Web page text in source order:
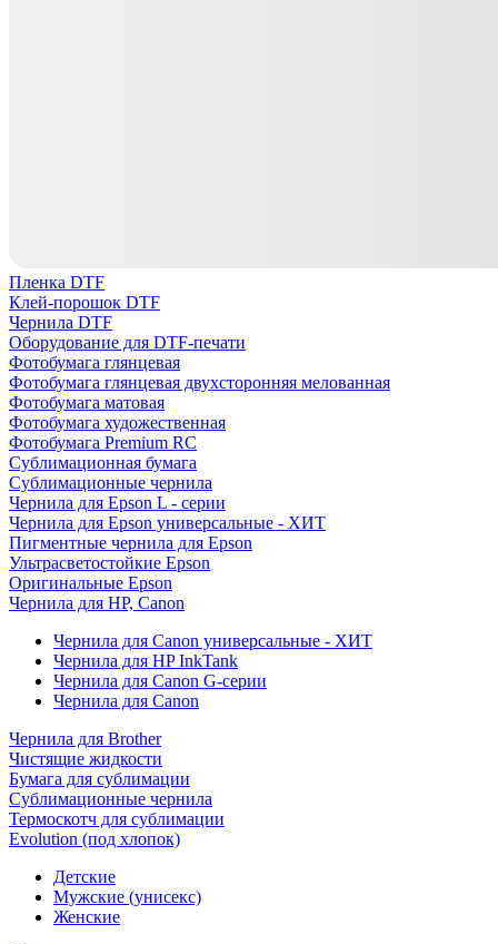
Пленка DTF
Клей-порошок DTF
Чернила DTF
Оборудование для DTF-печати
Фотобумага глянцевая
Фотобумага глянцевая двухсторонняя мелованная
Фотобумага матовая
Фотобумага художественная
Фотобумага Premium RC
Сублимационная бумага
Сублимационные чернила
Чернила для Epson L - серии
Чернила для Epson универсальные - ХИТ
Пигментные чернила для Epson
Ультрасветостойкие Epson
Оригинальные Epson
Чернила для HP, Canon
Чернила для Canon универсальные - ХИТ
Чернила для HP InkTank
Чернила для Canon G-серии
Чернила для Canon
Чернила для Brother
Чистящие жидкости
Бумага для сублимации
Сублимационные чернила
Термоскотч для сублимации
Evolution (под хлопок)
Детские
Мужские (унисекс)
Женские